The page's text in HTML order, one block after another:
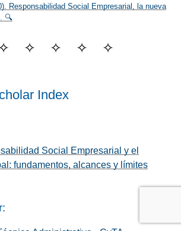
Responsabilidad Social Empresarial, la nueva
🔍
Index
Social Empresarial y el
fundamentos, alcances y límites